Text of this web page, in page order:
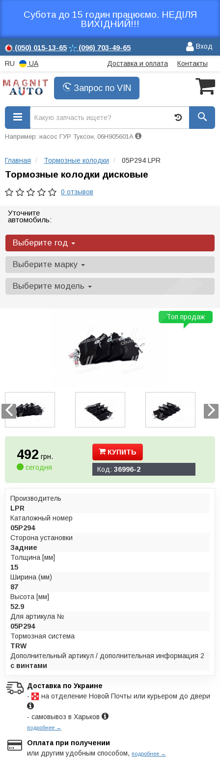
Субота до 15 годин працюємо. НЕДІЛЯ
ВИХІДНИЙ!!!
(050) 015-13-65 (096) 703-49-65 Вход
RU UA Доставка и оплата Контакты
Запрос по VIN
Например: насос ГУР Туксон, 06H905601A
Главная Тормозные колодки 05P294 LPR
Тормозные колодки дисковые
0 отзывов
Уточните
автомобиль:
Выберите год
Выберите марку
Выберите модель
Топ продаж
492 грн.
сегодня
КУПИТЬ
Код: 36996-2
Производитель
LPR
Каталожный номер
05P294
Сторона установки
Задние
Толщина [мм]
15
Ширина (мм)
87
Высота [мм]
52.9
Для артикула №
05P294
Тормозная система
TRW
Дополнительный артикул / дополнительная информация 2
с винтами
Доставка по Украине
-
на отделение Новой Почты или курьером до двери
- самовывоз в Харьков
подробнее →
Оплата при получении
или другим удобным способом, подробнее →